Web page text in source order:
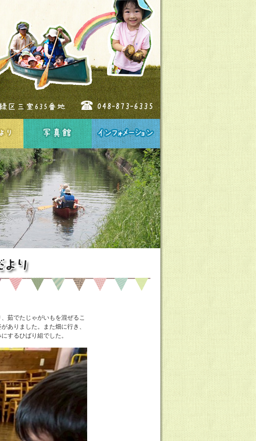
茹でたじゃがいもを混ぜるこ
ありました。また畑に行き、
するひばり組でした。